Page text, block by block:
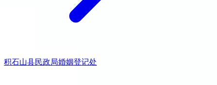
积石山县民政局婚姻登记处